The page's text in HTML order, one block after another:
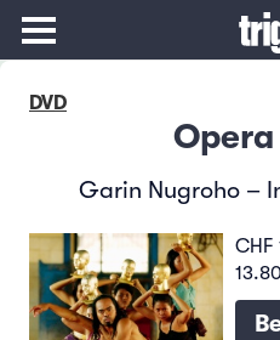
DVD
Garin Nugroho –
CHF